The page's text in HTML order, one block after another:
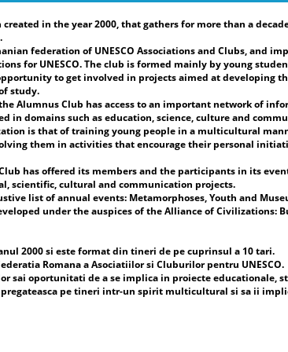
in the year 2000, that gathers for more than a
federation of UNESCO Associations and Clubs, and
for UNESCO. The club is formed mainly by young
to get involved in projects aimed at developing
study.
Alumnus Club has access to an important network of
in domains such as education, science, culture and
is that of training young people in a multicultural
them in activities that encourage their personal
has offered its members and the participants in its
scientific, cultural and communication projects.
list of annual events: Metamorphoses, Youth and
under the auspices of the Alliance of Civilizations:
2000 si este format din tineri de pe cuprinsul a 10 tari.
Romana a Asociatiilor si Cluburilor pentru UNESCO.
sai oportunitati de a se implica in proiecte educationale,
pregateasca pe tineri intr-un spirit multicultural si sa ii